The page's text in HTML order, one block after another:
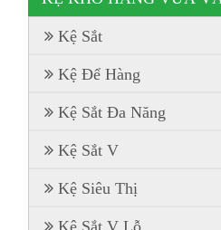
Kệ Sắt
Kệ Để Hàng
Kệ Sắt Đa Năng
Kệ Sắt V
Kệ Siêu Thị
Kệ Sắt V Lỗ